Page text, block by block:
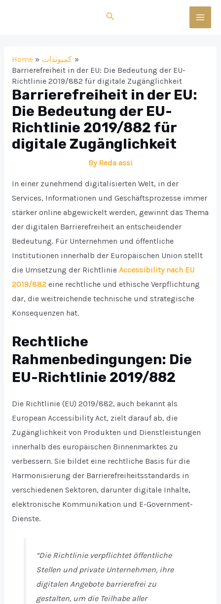
Search
Home
كمبوندات
Barrierefreiheit in der EU: Die Bedeutung der EU-
Richtlinie 2019/882 für digitale Zugänglichkeit
Barrierefreiheit in der EU:
Die Bedeutung der EU-
Richtlinie 2019/882 für
digitale Zugänglichkeit
By Reda assi
In einer zunehmend digitalisierten Welt, in der
Services, Informationen und Geschäftsprozesse immer
stärker online abgewickelt werden, gewinnt das Thema
der digitalen Barrierefreiheit an entscheidender
Bedeutung. Für Unternehmen und öffentliche
Institutionen innerhalb der Europäischen Union stellt
die Umsetzung der Richtlinie Accessibility nach EU
2019/882eine rechtliche und ethische Verpflichtung
dar, die weitreichende technische und strategische
Konsequenzen hat.
Rechtliche
Rahmenbedingungen: Die
EU-Richtlinie 2019/882
Die Richtlinie (EU) 2019/882, auch bekannt als
European Accessibility Act, zielt darauf ab, die
Zugänglichkeit von Produkten und Dienstleistungen
innerhalb des europäischen Binnenmarktes zu
verbessern. Sie bildet eine rechtliche Basis für die
Harmonisierung der Barrierefreiheitsstandards in
verschiedenen Sektoren, darunter digitale Inhalte,
elektronische Kommunikation und E-Government-
Dienste.
“Die Richtlinie verpflichtet öffentliche
Stellen und private Unternehmen, ihre
digitalen Angebote barrierefrei zu
gestalten, um die Teilhabe aller